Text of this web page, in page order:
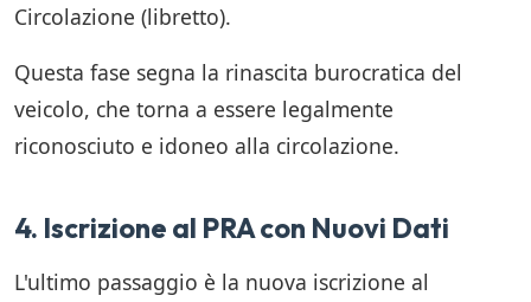
Circolazione (libretto).
Questa fase segna la rinascita burocratica del
veicolo, che torna a essere legalmente
riconosciuto e idoneo alla circolazione.
4. Iscrizione al PRA con Nuovi Dati
L'ultimo passaggio è la nuova iscrizione al